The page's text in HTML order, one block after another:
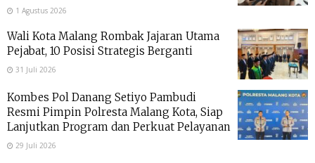
1 Agustus 2026
Wali Kota Malang Rombak Jajaran Utama
Pejabat, 10 Posisi Strategis Berganti
31 Juli 2026
Kombes Pol Danang Setiyo Pambudi
Resmi Pimpin Polresta Malang Kota, Siap
Lanjutkan Program dan Perkuat Pelayanan
29 Juli 2026